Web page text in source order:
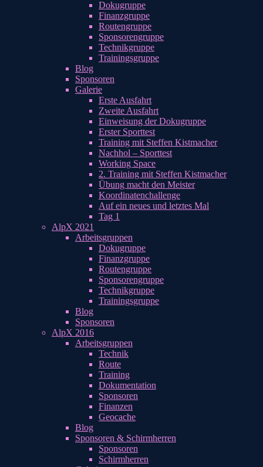
Dokugruppe
Finanzgruppe
Routengruppe
Sponsorengruppe
Technikgruppe
Trainingsgruppe
Blog
Sponsoren
Galerie
Erste Ausfahrt
Zweite Ausfahrt
Einweisung der Dokugruppe
Erster Sporttest
Training mit Steffen Kistmacher
Nachhol – Sporttest
Working Space
2. Training mit Steffen Kistmacher
Übung macht den Meister
Koordinatenchallenge
Auf ein neues und letztes Mal
Tag 1
AlpX 2021
Arbeitsgruppen
Dokugruppe
Finanzgruppe
Routengruppe
Sponsorengruppe
Technikgruppe
Trainingsgruppe
Blog
Sponsoren
AlpX 2016
Arbeitsgruppen
Technik
Route
Training
Dokumentation
Sponsoren
Finanzen
Geocache
Blog
Sponsoren & Schirmherren
Sponsoren
Schirmherren